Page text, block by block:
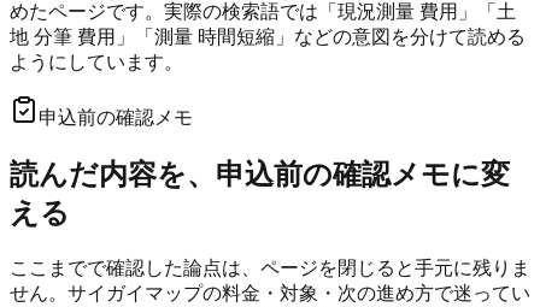
めたページです。実際の検索語では「現況測量 費用」「土
地 分筆 費用」「測量 時間短縮」などの意図を分けて読める
ようにしています。
申込前の確認メモ
読んだ内容を、申込前の確認メモに変
える
ここまでで確認した論点は、ページを閉じると手元に残りま
せん。 サイガイマップの料金・対象・次の進め方で迷ってい